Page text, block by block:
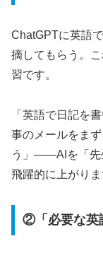
ChatGPTに英語
摘してもらう。
習です。
「英語で日記を
事のメールをま
う」——AIを「先
飛躍的に上がりま
②「必要な英